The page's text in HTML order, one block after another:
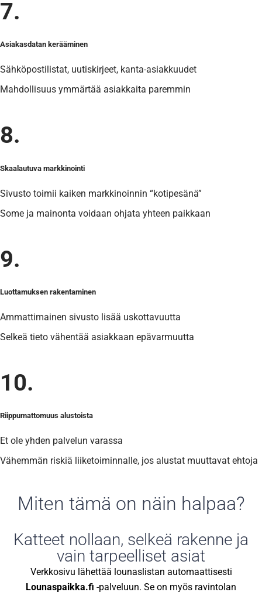
7.
Asiakasdatan kerääminen
Sähköpostilistat, uutiskirjeet, kanta-asiakkuudet
Mahdollisuus ymmärtää asiakkaita paremmin
8.
Skaalautuva markkinointi
Sivusto toimii kaiken markkinoinnin “kotipesänä”
Some ja mainonta voidaan ohjata yhteen paikkaan
9.
Luottamuksen rakentaminen
Ammattimainen sivusto lisää uskottavuutta
Selkeä tieto vähentää asiakkaan epävarmuutta
10.
Riippumattomuus alustoista
Et ole yhden palvelun varassa
Vähemmän riskiä liiketoiminnalle, jos alustat muuttavat ehtoja
Miten tämä on näin halpaa?
Katteet nollaan, selkeä rakenne ja
vain tarpeelliset asiat
Verkkosivu lähettää lounaslistan automaattisesti
Lounaspaikka.fi -palveluun. Se on myös ravintolan